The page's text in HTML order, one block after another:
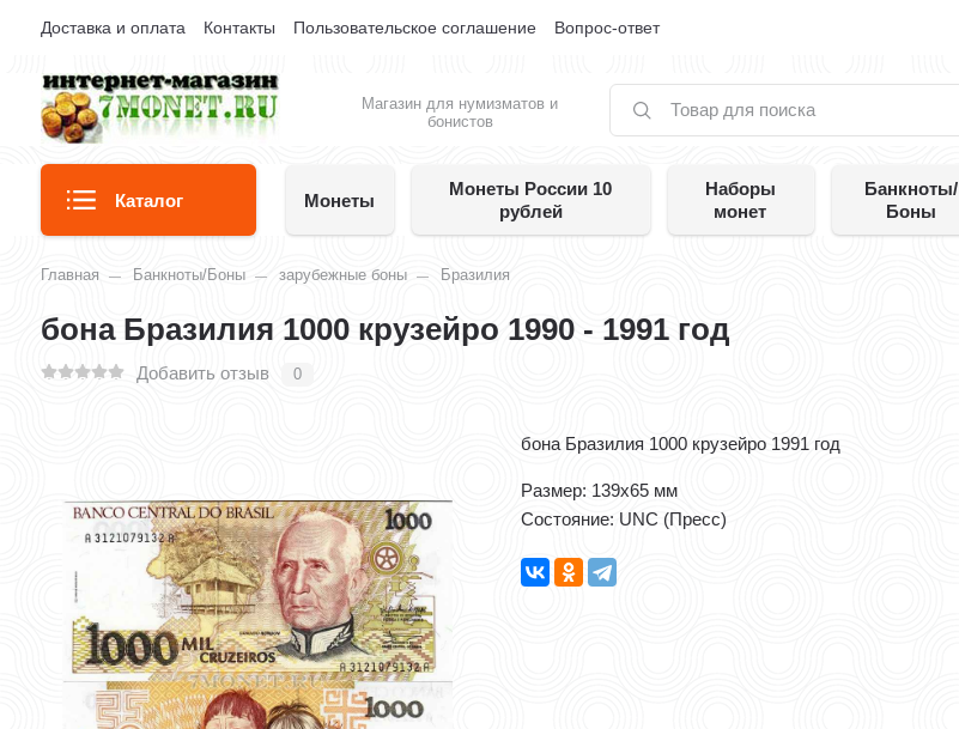
Доставка и оплата Контакты Пользовательское соглашение Вопрос-ответ
Магазин для нумизматов и
бонистов
Каталог Монеты
Монеты России 10
рублей
Наборы
монет
Банкноты/
Боны
Главная Банкноты/Боны зарубежные боны Бразилия
бона Бразилия 1000 крузейро 1990 - 1991 год
Добавить отзыв 0
бона Бразилия 1000 крузейро 1991 год
Размер: 139x65 мм
Состояние: UNC (Пресс)